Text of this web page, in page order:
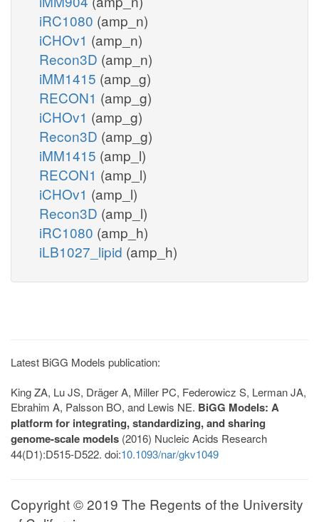
iRC1080 (amp_n)
iCHOv1 (amp_n)
Recon3D (amp_n)
iMM1415 (amp_g)
RECON1 (amp_g)
iCHOv1 (amp_g)
Recon3D (amp_g)
iMM1415 (amp_l)
RECON1 (amp_l)
iCHOv1 (amp_l)
Recon3D (amp_l)
iRC1080 (amp_h)
iLB1027_lipid (amp_h)
Latest BiGG Models publication:
King ZA, Lu JS, Dräger A, Miller PC, Federowicz S, Lerman JA,
Ebrahim A, Palsson BO, and Lewis NE. BiGG Models: A
platform for integrating, standardizing, and sharing
genome-scale models (2016) Nucleic Acids Research
44(D1):D515-D522. doi:10.1093/nar/gkv1049
Copyright © 2019 The Regents of the University